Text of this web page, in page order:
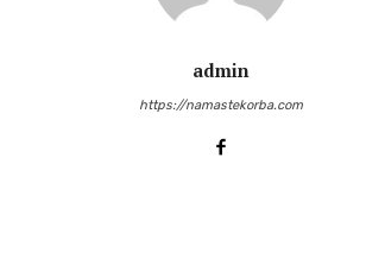
admin
https://namastekorba.com